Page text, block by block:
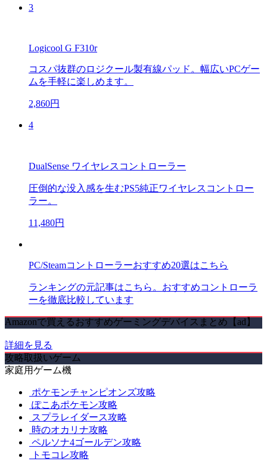
3
Logicool G F310r
コスパ抜群のロジクール製有線パッド。幅広いPCゲー
ムを手軽に楽しめます。
2,860円
4
DualSense ワイヤレスコントローラー
圧倒的な没入感を生むPS5純正ワイヤレスコントロー
ラー。
11,480円
PC/Steamコントローラーおすすめ20選はこちら
ランキングの元記事はこちら。おすすめコントローラ
ーを徹底比較しています
Amazonで買えるおすすめゲーミングデバイスまとめ【ad】
詳細を見る
攻略取扱いゲーム
家庭用ゲーム機
ポケモンチャンピオンズ攻略
ぽこあポケモン攻略
スプラレイダース攻略
時のオカリナ攻略
ペルソナ4ゴールデン攻略
トモコレ攻略